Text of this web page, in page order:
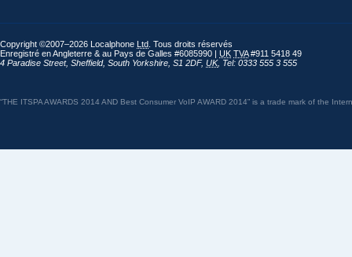
Copyright ©2007–2026 Localphone Ltd . Tous droits réservés
Enregistré en Angleterre & au Pays de Galles #6085990 | UK TVA#911 5418 49
4 Paradise Street, Sheffield, South Yorkshire S1 2DF, UK, Tel: 0333 555 3 555
“THE ITSPA AWARDS 2014 AND Best Consumer VoIP AWARD 2014” is a trade mark of the